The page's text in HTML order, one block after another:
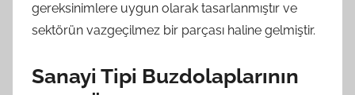
gereksinimlere uygun olarak tasarlanmıştır ve
sektörün vazgeçilmez bir parçası haline gelmiştir.
Sanayi Tipi Buzdolaplarının